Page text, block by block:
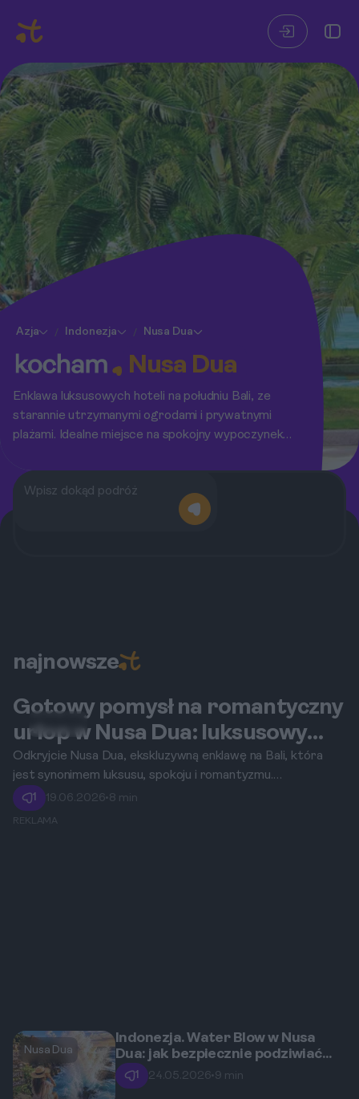
Azja / Indonezja / Nusa Dua
Nusa Dua
Enklawa luksusowych hoteli na południu Bali, ze
starannie utrzymanymi ogrodami i prywatnymi
plażami. Idealne miejsce na spokojny wypoczynek z
najnowsze
Gotowy pomysł na romantyczny
urlop w Nusa Dua: luksusowy
zakątek Bali dla dwojga.
Odkryjcie Nusa Dua, ekskluzywną enklawę na Bali, która
jest synonimem luksusu, spokoju i romantyzmu.
Przygotowaliśmy kompleksowy przewodnik, który pomoże
Wam zaplanować niezapomniany wyjazd we dwoje, pełen
1 19.06.2026• 8 min
REKLAMA
Nusa Dua
Indonezja. Water Blow w Nusa
Dua: jak bezpiecznie podziwiać
potęgę oceanu?
1 24.05.2026• 9 min